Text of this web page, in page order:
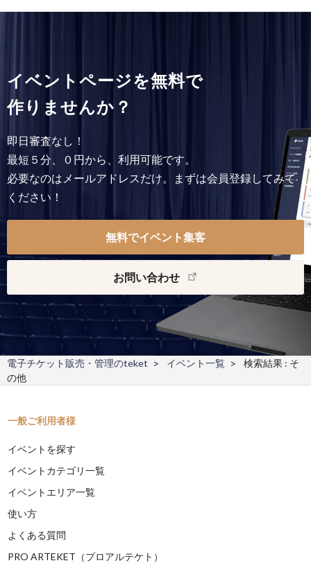
イベントページを無料で
作りませんか？
即日審査なし！
最短５分、０円から、利用可能です。
必要なのはメールアドレスだけ。まずは会員登録してみて
ください！
無料でイベント集客
お問い合わせ
電子チケット販売・管理のteket イベント一覧
検索結果 : そ
の他
一般ご利用者様
イベントを探す
イベントカテゴリ一覧
イベントエリア一覧
使い方
よくある質問
PRO ARTEKET（プロアルテケト）